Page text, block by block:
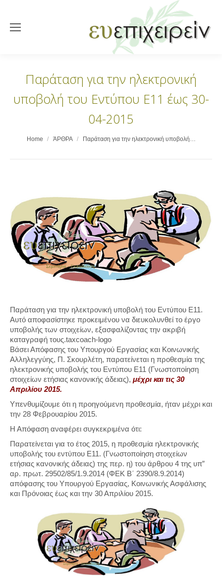
Παράταση για την ηλεκτρονική
υποβολή του Εντύπου Ε11 έως 30-
04-2015
You are here:
Home ΆΡΘΡΑ Παράταση για την ηλεκτρονική υποβολή…
Παράταση για την ηλεκτρονική υποβολή του Εντύπου Ε11.
Αυτό αποφασίστηκε προκειμένου να διευκολυνθεί το έργο
υποβολής των στοιχείων, εξασφαλίζοντας την ακριβή
καταγραφή τους.taxcoach-logo
Βάσει Απόφασης του Υπουργού Εργασίας και Κοινωνικής
Αλληλεγγύης, Π. Σκουρλέτη, παρατείνεται η προθεσμία της
ηλεκτρονικής υποβολής του Εντύπου Ε11 (Γνωστοποίηση
στοιχείων ετήσιας κανονικής άδειας), μέχρι και τις 30
Απριλίου 2015.
Υπενθυμίζουμε ότι η προηγούμενη προθεσμία, ήταν μέχρι και
την 28 Φεβρουαρίου 2015.
Η Απόφαση αναφέρει συγκεκριμένα ότι:
Παρατείνεται για το έτος 2015, η προθεσμία ηλεκτρονικής
υποβολής του εντύπου Ε11. (Γνωστοποίηση στοιχείων
ετήσιας κανονικής άδειας) της περ. η) του άρθρου 4 της υπ”
αρ. πρωτ. 29502/85/1.9.2014 (ΦΕΚ Β΄ 2390/8.9.2014)
απόφασης του Υπουργού Εργασίας, Κοινωνικής Ασφάλισης
και Πρόνοιας έως και την 30 Απριλίου 2015.